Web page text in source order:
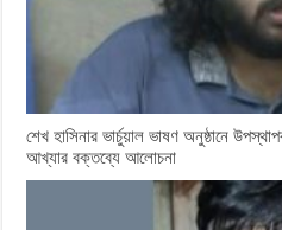
শেখ হাসিনার ভার্চুয়াল ভাষণ অনুষ্ঠানে
আখ্যার বক্তব্যে আলোচনা